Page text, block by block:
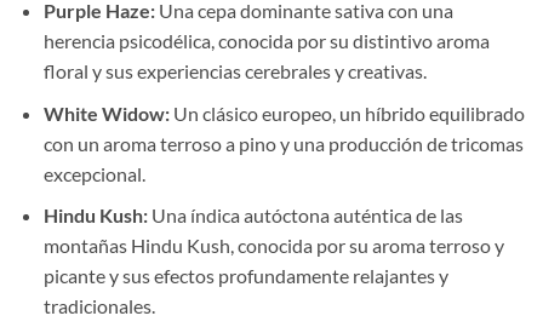
Purple Haze:Una cepa dominante sativa con una
herencia psicodélica, conocida por su distintivo aroma
floral y sus experiencias cerebrales y creativas.
White Widow:Un clásico europeo, un híbrido equilibrado
con un aroma terroso a pino y una producción de tricomas
excepcional.
Hindu Kush:Una índica autóctona auténtica de las
montañas Hindu Kush, conocida por su aroma terroso y
picante y sus efectos profundamente relajantes y
tradicionales.